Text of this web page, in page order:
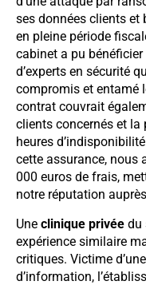
ses données clients et
en pleine période
cabinet a pu
d’experts en sécurité
compromis et entamé
contrat couvrait
clients concernés et la
heures
cette assurance, nous
000 euros de frais,
notre réputation
Une clinique privée du
expérience similaire
critiques. Victime
d’information,